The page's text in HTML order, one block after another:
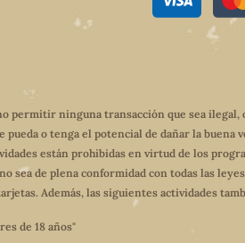
permitir ninguna transacción que sea ilegal,
pueda o tenga el potencial de dañar la
están prohibidas en virtud de los
sea de plena conformidad con todas las
Además, las siguientes actividades
de 18 años"